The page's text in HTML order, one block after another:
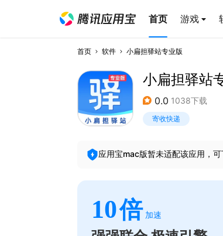
首页 游戏
首页 软件 小扁担驿站专业版
小扁担驿站
0.0 1038下载
寄收快递
应用宝mac版暂未适配该应用，
10倍 加速